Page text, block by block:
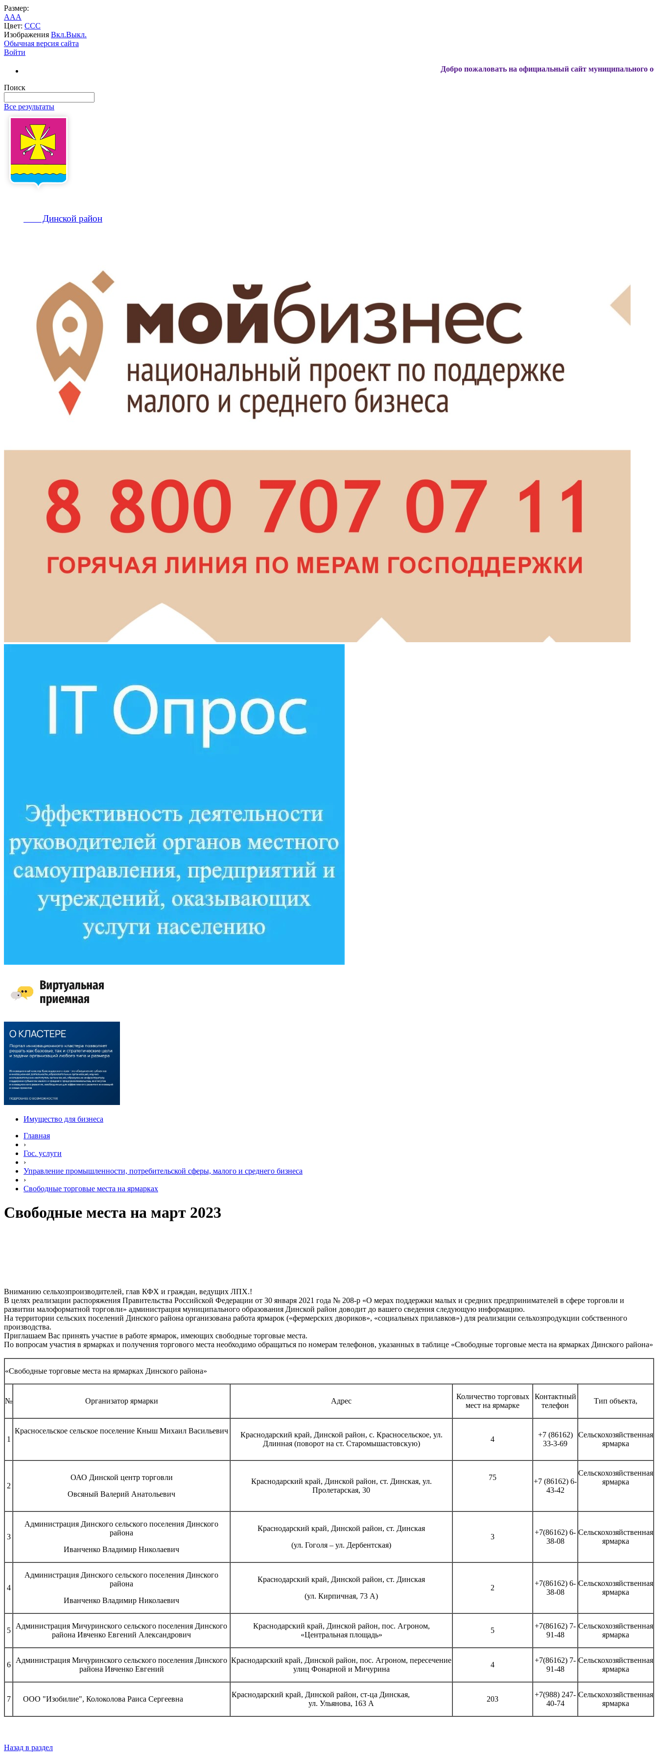
Размер:
AAA
Цвет: CCC
Изображения Вкл.Выкл.
Обычная версия сайта
Войти
Добро пожаловать на официальный сайт муниципального
Поиск
Все результаты
Динской район
Имущество для бизнеса
Главная
›
Гос. услуги
›
Управление промышленности, потребительской сферы, малого и среднего бизнеса
›
Свободные торговые места на ярмарках
Свободные места на март 2023
Вниманию сельхозпроизводителей, глав КФХ и граждан, ведущих ЛПХ.!
В целях реализации распоряжения Правительства Российской Федерации от 30 января 2021 года № 208-р «О мерах поддержки малых и средних предпринимателей в сфере торговли и
развитии малоформатной торговли» администрация муниципального образования Динской район доводит до вашего сведения следующую информацию.
На территории сельских поселений Динского района организована работа ярмарок («фермерских двориков», «социальных прилавков») для реализации сельхозпродукции собственного
производства.
Приглашаем Вас принять участие в работе ярмарок, имеющих свободные торговые места.
По вопросам участия в ярмарках и получения торгового места необходимо обращаться по номерам телефонов, указанных в таблице «Свободные торговые места на ярмарках Динского района»
«Свободные торговые места на ярмарках Динского района»
№ Организатор ярмарки Адрес
Количество торговых
мест на ярмарке
Контактный
телефон
Тип объекта,
1
Красносельское сельское поселение Кныш Михаил Васильевич
Краснодарский край, Динской район, с. Красносельское, ул.
Длинная (поворот на ст. Старомышастовскую)
4
+7 (86162)
33-3-69
Сельскохозяйственная
ярмарка
2
ОАО Динской центр торговли
Овсяный Валерий Анатольевич
Краснодарский край, Динской район, ст. Динская, ул.
Пролетарская, 30
75
+7 (86162) 6-
43-42
Сельскохозяйственная
ярмарка
3
Администрация Динского сельского поселения Динского
района
Иванченко Владимир Николаевич
Краснодарский край, Динской район, ст. Динская
(ул. Гоголя – ул. Дербентская)
3
+7(86162) 6-
38-08
Сельскохозяйственная
ярмарка
4
Администрация Динского сельского поселения Динского
района
Иванченко Владимир Николаевич
Краснодарский край, Динской район, ст. Динская
(ул. Кирпичная, 73 А)
2
+7(86162) 6-
38-08
Сельскохозяйственная
ярмарка
5
Администрация Мичуринского сельского поселения Динского
района Ивченко Евгений Александрович
Краснодарский край, Динской район, пос. Агроном,
«Центральная площадь»
5
+7(86162) 7-
91-48
Сельскохозяйственная
ярмарка
6
Администрация Мичуринского сельского поселения Динского
района Ивченко Евгений
Краснодарский край, Динской район, пос. Агроном, пересечение
улиц Фонарной и Мичурина
4
+7(86162) 7-
91-48
Сельскохозяйственная
ярмарка
7 ООО "Изобилие", Колоколова Раиса Сергеевна
Краснодарский край, Динской район, ст-ца Динская,
ул. Ульянова, 163 А
203
+7(988) 247-
40-74
Сельскохозяйственная
ярмарка
Назад в раздел